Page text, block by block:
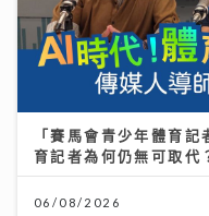
「賽馬會青少年體育
育記者為何仍無可取代
06/08/2026